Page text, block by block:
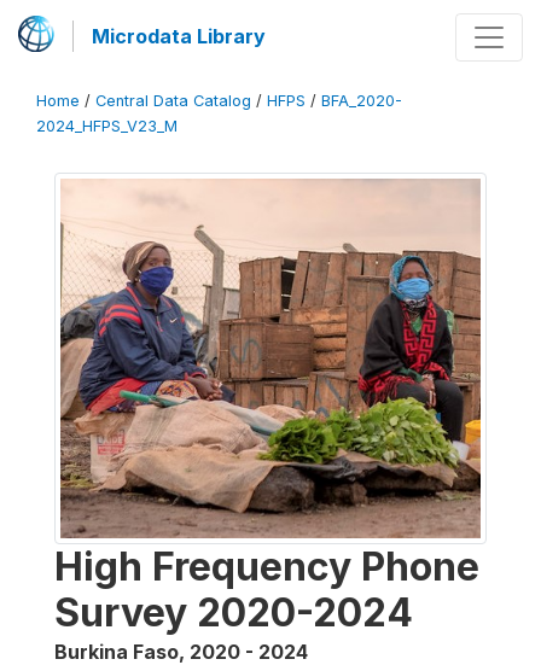
Microdata Library
Home / Central Data Catalog / HFPS / BFA_2020-
2024_HFPS_V23_M
High Frequency Phone
Survey 2020-2024
Burkina Faso, 2020 - 2024